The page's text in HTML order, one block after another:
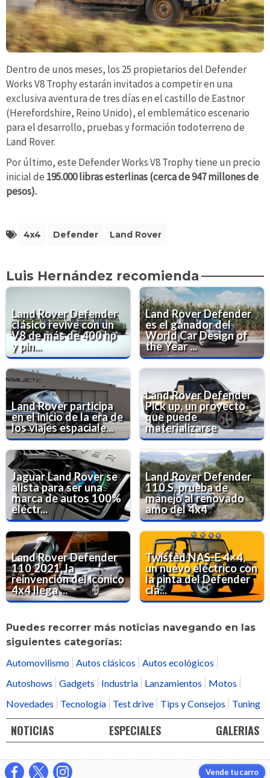
Dentro de unos meses, los 25 propietarios del Defender
Works V8 Trophy estarán invitados a competir en una
exclusiva aventura de tres días en el castillo de Eastnor
(Herefordshire, Reino Unido), el emblemático escenario
para el desarrollo, pruebas y formación todoterreno de
Land Rover.
Por último, este Defender Works V8 Trophy tiene un precio
inicial de 195.000 libras esterlinas (cerca de 947 millones de
pesos).
4x4 Defender Land Rover
Luis Hernández recomienda
Land Rover Defender
clásico revive con un
V8 de más de 400 hp
y pin...
Land Rover Defender
es el ganador del
World Car Design of
the Year ...
Land Rover participa
en el inicio de la era de
los viajes espaciale...
Land Rover Defender
Pick up, un proyecto
que puede
materializarse
Jaguar Land Rover se
alista para ser una
marca de autos 100%
eléctr...
Land Rover Defender
110 S, prueba de
manejo al renovado
amo del 4x4
Land Rover Defender
110 2021, la
reinvención del icónico
4x4 llega ...
Twisted NAS-E 4×4,
un nuevo eléctrico con
la pinta del Defender
clá...
Puedes recorrer más noticias navegando en las
siguientes categorías:
Automovilismo
Autos clásicos
Autos ecológicos
Autoshows
Gadgets Industria Lanzamientos
Motos
Novedades
Tecnología Test drive Tips y Consejos Tuning
NOTICIAS ESPECIALES GALERIAS
Vende tu carro